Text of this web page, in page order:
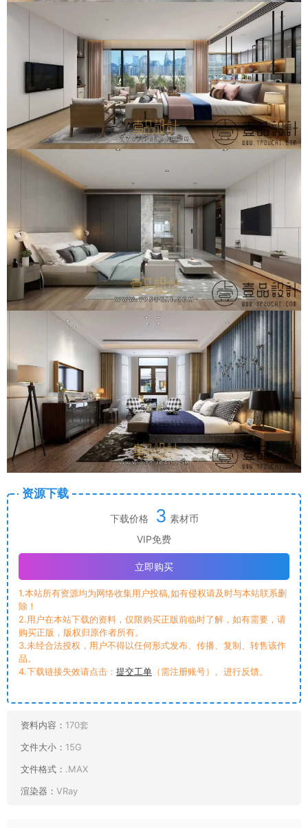
资源下载
下载价格 3 素材币
VIP免费
立即购买
1.本站所有资源均为网络收集用户投稿,如有侵权请及时与本站联系删
除！
2.用户在本站下载的资料，仅限购买正版前临时了解，如有需要，请
购买正版，版权归原作者所有。
3.未经合法授权，用户不得以任何形式发布、传播、复制、转售该作
品。
4.下载链接失效请点击： 提交工单 （需注册账号）。进行反馈。
资料内容： 170套
文件大小： 15G
文件格式： .MAX
渲染器： VRay